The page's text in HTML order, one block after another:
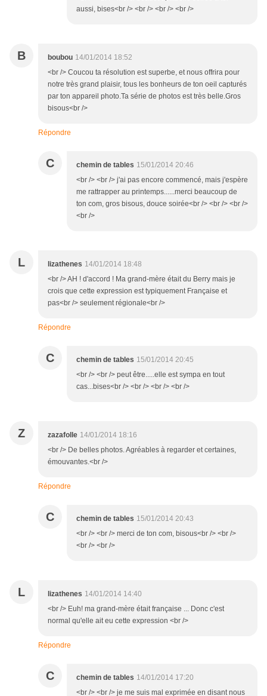
aussi, bises<br /> <br /> <br /> <br />
B boubou 14/01/2014 18:52
<br /> Coucou ta résolution est superbe, et nous offrira pour
notre très grand plaisir, tous les bonheurs de ton oeil capturés
par ton appareil photo.Ta série de photos est très belle.Gros
bisous<br />
Répondre
C chemin de tables 15/01/2014 20:46
<br /> <br /> j'ai pas encore commencé, mais j'espère
me rattrapper au printemps......merci beaucoup de
ton com, gros bisous, douce soirée<br /> <br /> <br />
<br />
L lizathenes 14/01/2014 18:48
<br /> AH ! d'accord ! Ma grand-mère était du Berry mais je
crois que cette expression est typiquement Française et
pas<br /> seulement régionale<br />
Répondre
C chemin de tables 15/01/2014 20:45
<br /> <br /> peut être.....elle est sympa en tout
cas...bises<br /> <br /> <br /> <br />
Z zazafolle 14/01/2014 18:16
<br /> De belles photos. Agréables à regarder et certaines,
émouvantes.<br />
Répondre
C chemin de tables 15/01/2014 20:43
<br /> <br /> merci de ton com, bisous<br /> <br />
<br /> <br />
L lizathenes 14/01/2014 14:40
<br /> Euh! ma grand-mère était française ... Donc c'est
normal qu'elle ait eu cette expression <br />
Répondre
C chemin de tables 14/01/2014 17:20
<br /> <br /> je me suis mal exprimée en disant nous